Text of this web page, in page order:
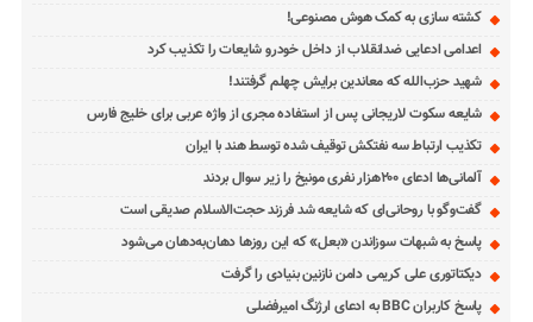
کشته سازی به کمک هوش مصنوعی!
اعدامی ادعایی ضدانقلاب از داخل خودرو شایعات را تکذیب کرد
شهید حزب‌الله که معاندین برایش چهلم گرفتند!
شایعه سکوت لاریجانی پس از استفاده مجری از واژه عربی برای خلیج فارس
تکذیب ارتباط سه نفتکش توقیف شده توسط هند با ایران
آلمانی‌ها ادعای ۲۰۰هزار نفری مونیخ را زیر سوال بردند
گفت‌وگو با روحانی‌ای که شایعه شد فرزند حجت‌الاسلام صدیقی است
پاسخ به شبهات سوزاندن «بعل» که این روزها دهان‌به‌دهان می‌شود
دیکتاتوری علی کریمی دامن نازنین بنیادی را گرفت
پاسخ کاربران BBC به ادعای ارژنگ امیرفضلی